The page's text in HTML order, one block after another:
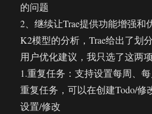
的问题
2、继续让Trae提供功能增强
K2模型的分析，Trae给出了划
用户优化建议，我只选了这两项
1.重复任务：支持设置每周、
重复任务，可以在创建Todo/修
设置/修改